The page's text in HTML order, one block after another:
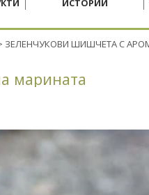
ИСТОРИИ
ЗЕЛЕНЧУКОВИ ШИШЧЕТА С
марината